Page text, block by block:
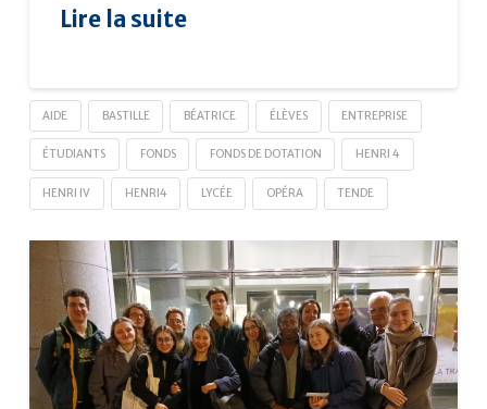
Lire la suite
AIDE BASTILLE BÉATRICE ÉLÈVES ENTREPRISE
ÉTUDIANTS FONDS FONDS DE DOTATION HENRI 4
HENRI IV HENRI4 LYCÉE OPÉRA TENDE